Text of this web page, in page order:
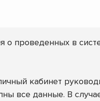
проведенных в
кабинет
все данные. В